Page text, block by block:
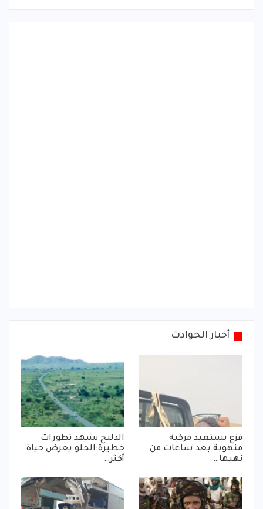
أخبار الحوادث
فزع يستعيد مركبة
منهوبة بعد ساعات من
نهبها…
الدلنج تشهد تطورات
خطيرة:الحلو يعرض حياة
أكثر…